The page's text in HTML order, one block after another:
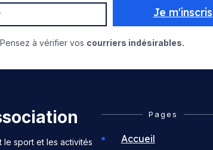
Je m'inscris
Pensez à vérifier vos courriers indésirables.
le sport et les activités
Pages
Accueil